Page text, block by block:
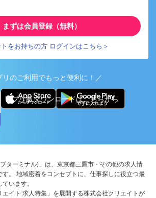
まずは会員登録（無料）
をお持ちの方 ログインはこちら＞
リのご利用でもっと便利に！／
アプリ版ダウンロードはこちらから
ブターミナル)」は、東京都三鷹市・その他の求人情
。 地域密着をコンセプトに、仕事探しに役立つ最
います。
イト 求人特集」を展開する株式会社クリエイトが